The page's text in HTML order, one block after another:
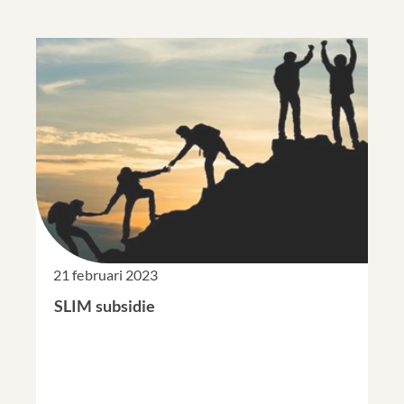
21 februari 2023
SLIM subsidie